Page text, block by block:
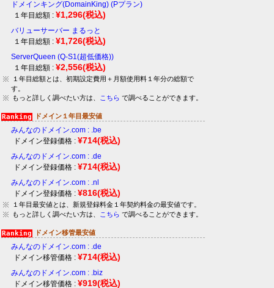
ドメインキング(DomainKing) (Pプラン)
１年目総額 : ¥1,296(税込)
バリューサーバー まるっと
１年目総額 : ¥1,726(税込)
ServerQueen (Q-S1(超低価格))
１年目総額 : ¥2,556(税込)
１年目総額とは、初期設定費用＋月額使用料１年分の総額で
す。
もっと詳しく調べたい方は、
こちら で調べることができます。
ドメイン１年目最安値
みんなのドメイン.com : .be
ドメイン登録価格 : ¥714(税込)
みんなのドメイン.com : .de
ドメイン登録価格 : ¥714(税込)
みんなのドメイン.com : .nl
ドメイン登録価格 : ¥816(税込)
１年目最安値とは、新規登録料金１年契約料金の最安値です。
もっと詳しく調べたい方は、
こちら で調べることができます。
ドメイン移管最安値
みんなのドメイン.com : .de
ドメイン移管価格 : ¥714(税込)
みんなのドメイン.com : .biz
ドメイン移管価格 : ¥919(税込)